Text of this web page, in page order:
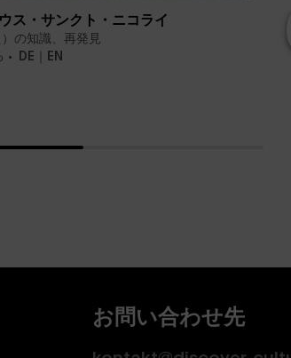
ス・サンクト・ニコライ
の知識、再発見
DE｜EN
お問い合わせ先